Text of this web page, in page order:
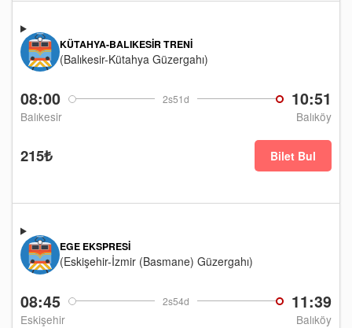
08:00 2s51d 10:51
Balıkesir Balıköy
KÜTAHYA-BALIKESIR TRENI
(Balıkesir-Kütahya Güzergahı)
215₺ Bilet Bul
08:45 2s54d 11:39
Eskişehir Balıköy
EGE EKSPRESI
(Eskişehir-İzmir (Basmane) Güzergahı)